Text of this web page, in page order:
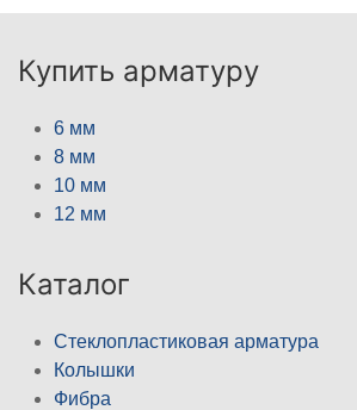
Купить арматуру
6 мм
8 мм
10 мм
12 мм
Каталог
Стеклопластиковая арматура
Колышки
Фибра